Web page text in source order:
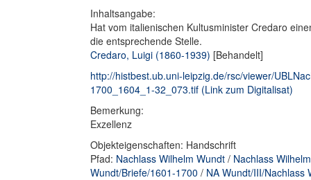
Inhaltsangabe:
Hat vom italienischen Kultusminister Credaro
die entsprechende Stelle.
Credaro, Luigi (1860-1939) [Behandelt]
http://histbest.ub.uni-leipzig.de/rsc/viewer/
1700_1604_1-32_073.tif (Link zum Digitalisat)
Bemerkung:
Exzellenz
Objekteigenschaften: Handschrift
Pfad: Nachlass Wilhelm Wundt / Nachlass
Wundt/Briefe/1601-1700 / NA Wundt/III/Nachlass